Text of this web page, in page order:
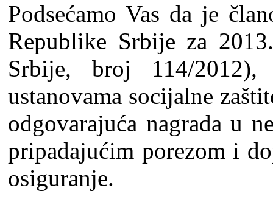
Podsećamo Vas da je
Republike Srbije za
Srbije, broj 114/2012),
ustanovama socijalne
odgovarajuća nagrada u
pripadajućim porezom i
osiguranje.